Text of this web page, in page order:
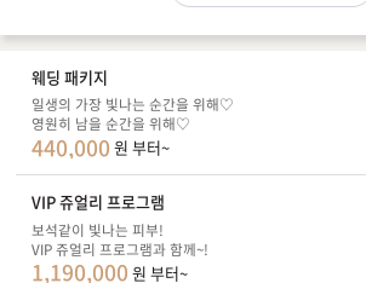
웨딩 패키지
일생의 가장 빛나는 순간을 위해♡
영원히 남을 순간을 위해♡
440,000 원 부터~
VIP 쥬얼리 프로그램
보석같이 빛나는 피부!
VIP 쥬얼리 프로그램과 함께~!
1,190,000 원 부터~